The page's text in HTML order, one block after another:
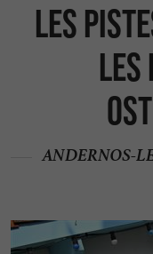
Les
les
ANDERNOS-